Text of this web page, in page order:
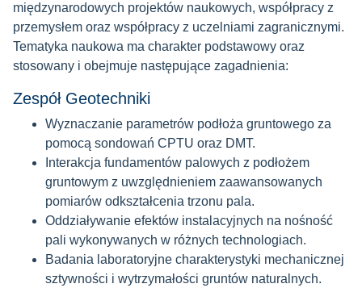
międzynarodowych projektów naukowych, współpracy z
przemysłem oraz współpracy z uczelniami zagranicznymi.
Tematyka naukowa ma charakter podstawowy oraz
stosowany i obejmuje następujące zagadnienia:
Zespół Geotechniki
Wyznaczanie parametrów podłoża gruntowego za
pomocą sondowań CPTU oraz DMT.
Interakcja fundamentów palowych z podłożem
gruntowym z uwzględnieniem zaawansowanych
pomiarów odkształcenia trzonu pala.
Oddziaływanie efektów instalacyjnych na nośność
pali wykonywanych w różnych technologiach.
Badania laboratoryjne charakterystyki mechanicznej
sztywności i wytrzymałości gruntów naturalnych.